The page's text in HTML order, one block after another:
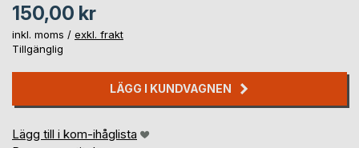
150,00 kr
inkl. moms / exkl. frakt
Tillgänglig
LÄGG I KUNDVAGNEN
Lägg till i kom-ihåglista